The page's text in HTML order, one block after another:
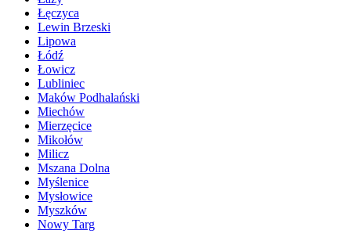
Łęczyca
Lewin Brzeski
Lipowa
Łódź
Łowicz
Lubliniec
Maków Podhalański
Miechów
Mierzęcice
Mikołów
Milicz
Mszana Dolna
Myślenice
Mysłowice
Myszków
Nowy Targ